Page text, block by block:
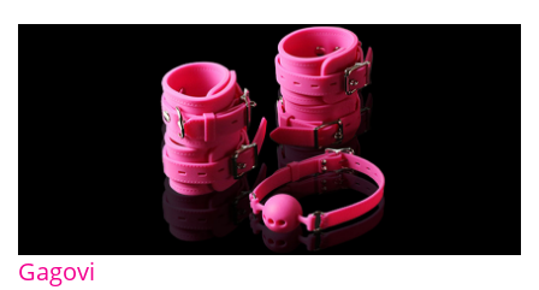
Gagovi